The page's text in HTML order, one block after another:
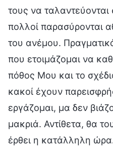
τους να
πολλοί παρασύρονται
του ανέμου.
που ετοιμάζομαι να
πόθος Μου και το
κακοί έχουν
εργάζομαι, μα δεν
μακριά. Αντίθετα, θα
έρθει η κατάλληλη